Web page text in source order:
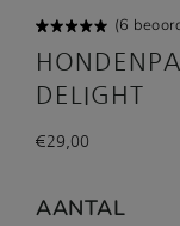
Gewaard
eerd
5.00 op
5
op
3
klant
waarderi
(6
DELIGHT
€29,00
AANTAL